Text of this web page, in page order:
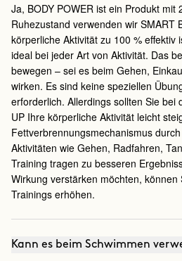
Ja, BODY POWER ist ein Produkt mit
Ruhezustand verwenden wir SMART
körperliche Aktivität zu 100 % effektiv
ideal bei jeder Art von Aktivität. Das
bewegen – sei es beim Gehen,
wirken. Es sind keine speziellen
erforderlich. Allerdings sollten Sie bei
UP Ihre körperliche Aktivität leicht
Fettverbrennungsmechanismus
Aktivitäten wie Gehen, Radfahren,
Training tragen zu besseren
Wirkung verstärken möchten,
Trainings erhöhen.
Kann es beim Schwimmen